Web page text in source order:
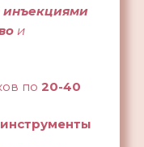
инъекциями
и
по 20-40
инструменты